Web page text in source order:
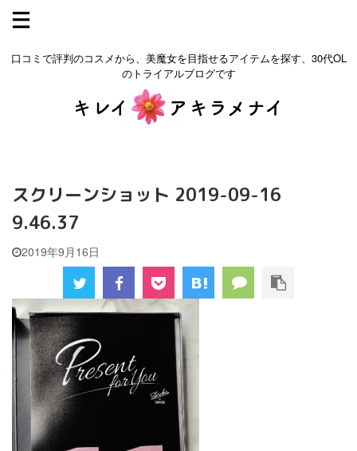
口コミで評判のコスメから、美魔女を目指せるアイテムを探す、30代OL
のトライアルブログです
スクリーンショット 2019-09-16
9.46.37
2019年9月16日